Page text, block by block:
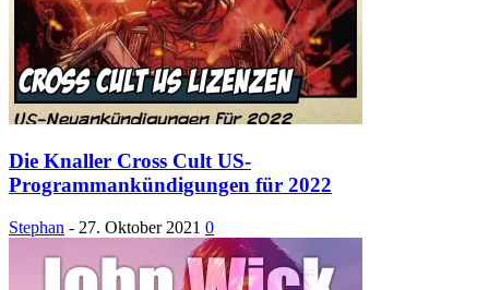
Die Knaller Cross Cult US-
Programmankündigungen für 2022
Stephan - 27. Oktober 2021 0